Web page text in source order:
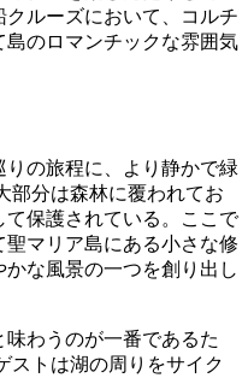
ルーズにおいて、コルチ
島のロマンチックな雰囲気
りの旅程に、より静かで緑
部分は森林に覆われてお
て保護されている。ここで
マリア島にある小さな修
な風景の一つを創り出し
わうのが一番であるた
ストは湖の周りをサイク